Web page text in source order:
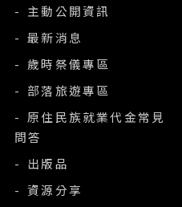
- 主動公開資訊
- 最新消息
- 歲時祭儀專區
- 部落旅遊專區
- 原住民族就業代金常見
問答
- 出版品
- 資源分享